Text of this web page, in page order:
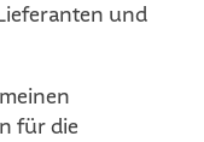
und
für die